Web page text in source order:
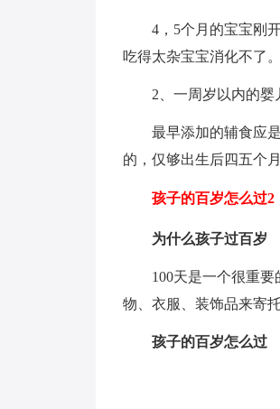
4，5个月的宝宝刚
吃得太杂宝宝消化不了。
2、一周岁以内的婴
最早添加的辅食应
的，仅够出生后四五个
孩子的百岁怎么过2
为什么孩子过百岁
100天是一个很重
物、衣服、装饰品来寄
孩子的百岁怎么过